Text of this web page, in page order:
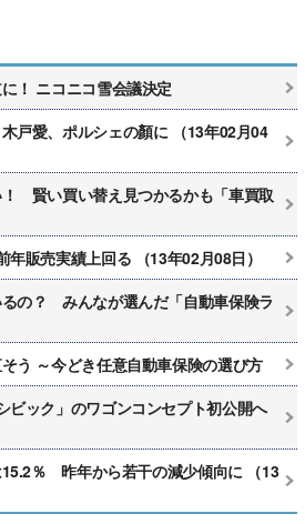
！ ニコニコ雪会議決定
戸愛、ポルシェの顏に （13年02月04
賢い買い替え見つかるかも「車買取
年販売実績上回る （13年02月08日）
の？ みんなが選んだ「自動車保険ラ
う ～今どき任意自動車保険の選び方
ビック」のワゴンコンセプト初公開へ
15.2％ 昨年から若干の減少傾向に （13